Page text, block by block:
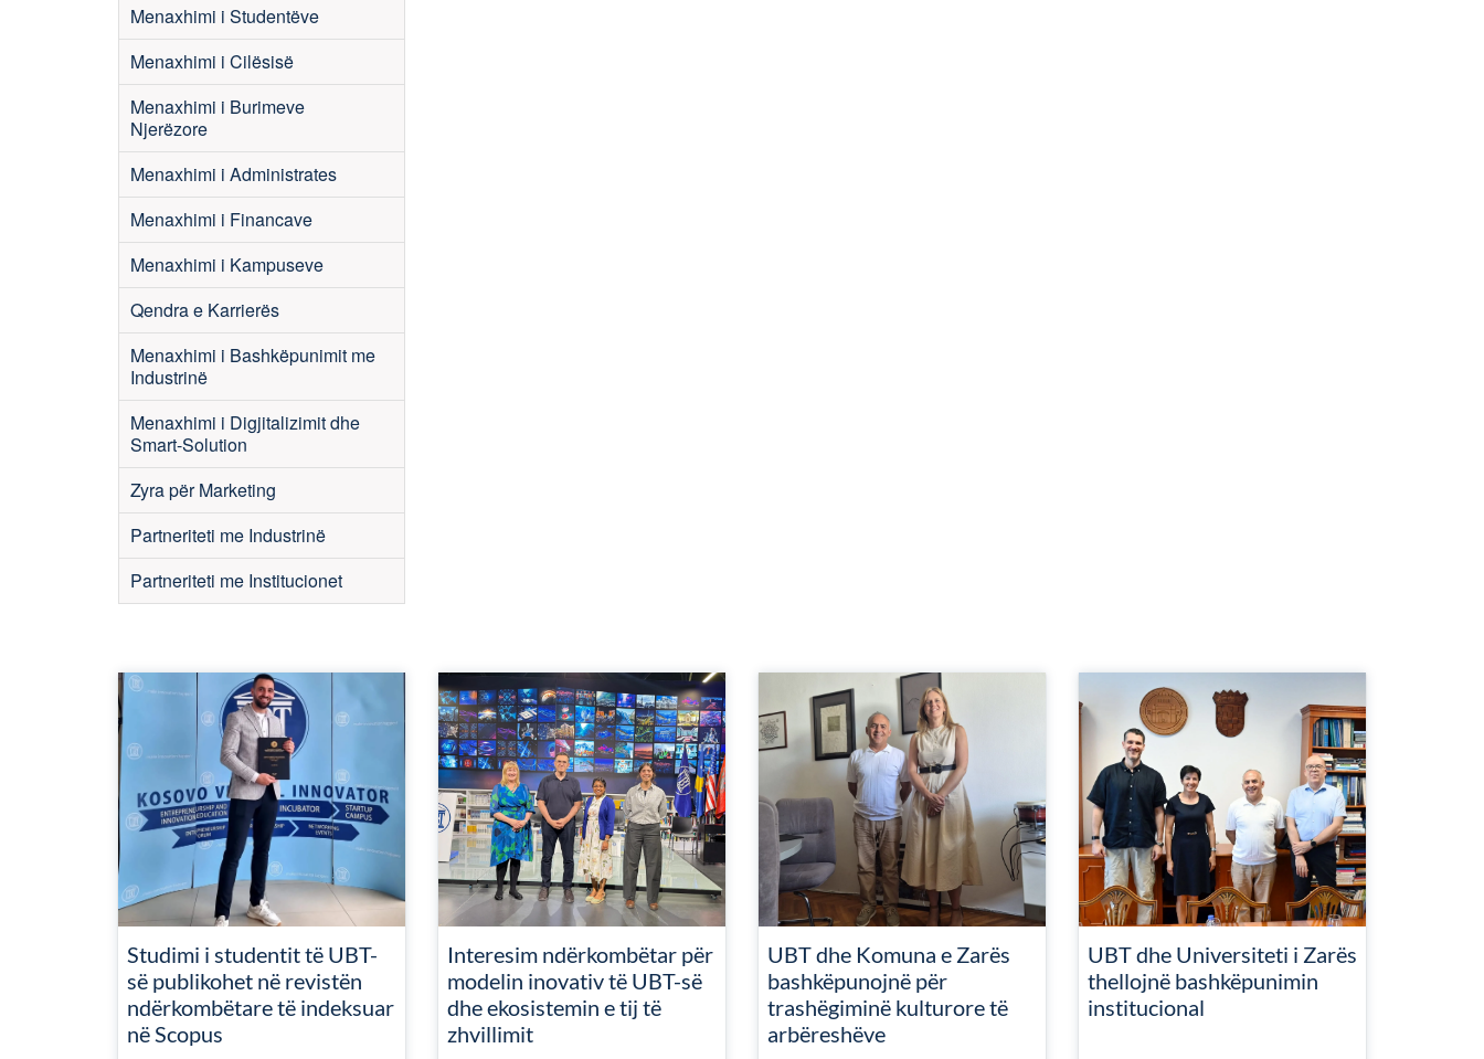
Menaxhimi i Studentëve
Menaxhimi i Cilësisë
Menaxhimi i Burimeve
Njerëzore
Menaxhimi i Administrates
Menaxhimi i Financave
Menaxhimi i Kampuseve
Qendra e Karrierës
Menaxhimi i Bashkëpunimit me
Industrinë
Menaxhimi i Digjitalizimit dhe
Smart-Solution
Zyra për Marketing
Partneriteti me Industrinë
Partneriteti me Institucionet
Studimi i studentit të UBT-
së publikohet në revistën
ndërkombëtare të indeksuar
në Scopus
Interesim ndërkombëtar për
modelin inovativ të UBT-së
dhe ekosistemin e tij të
zhvillimit
UBT dhe Komuna e Zarës
bashkëpunojnë për
trashëgiminë kulturore të
arbëreshëve
UBT dhe Universiteti i Zarës
thellojnë bashkëpunimin
institucional